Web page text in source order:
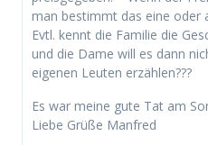
man bestimmt das eine oder
Evtl. kennt die Familie die
und die Dame will es dann
eigenen Leuten erzählen???
Es war meine gute Tat am
Liebe Grüße Manfred